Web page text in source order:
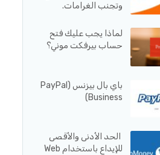
وتجنب الغرامات.
لماذا يجب عليك فتح
حساب بيرفكت موني؟
باي بال بيزنس (PayPal
Business)
الحد الأدنى والأقصى
للإيداع باستخدام Web